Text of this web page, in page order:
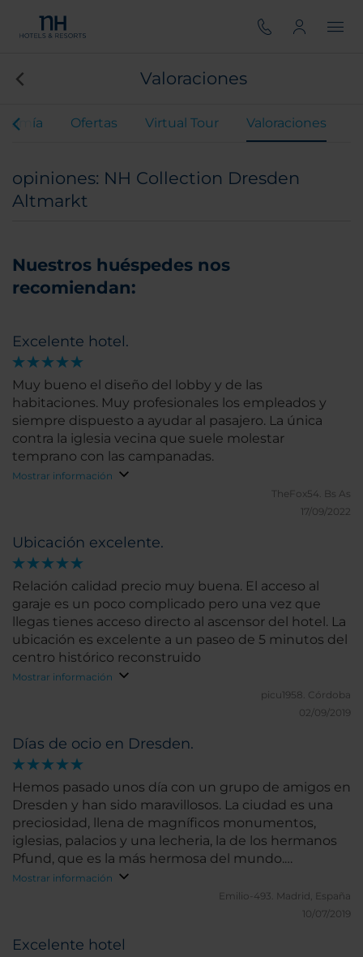
Valoraciones
Ofertas Virtual Tour Valoraciones
opiniones: NH Collection Dresden
Altmarkt
Nuestros huéspedes nos
recomiendan:
Excelente hotel.
Muy bueno el diseño del lobby y de las
habitaciones. Muy profesionales los empleados y
siempre dispuesto a ayudar al pasajero. La única
contra la iglesia vecina que suele molestar
temprano con las campanadas.
Mostrar información
TheFox54. Bs As
17/09/2022
Ubicación excelente.
Relación calidad precio muy buena. El acceso al
garaje es un poco complicado pero una vez que
llegas tienes acceso directo al ascensor del hotel. La
ubicación es excelente a un paseo de 5 minutos del
centro histórico reconstruido
Mostrar información
picu1958. Córdoba
02/09/2019
Días de ocio en Dresden.
Hemos pasado unos día con un grupo de amigos en
Dresden y han sido maravillosos. La ciudad es una
preciosidad, llena de magníficos monumentos,
iglesias, palacios y una lecheria, la de los hermanos
Pfund, que es la más hermosa del mundo.
Estuvimos en el hotel NH Collection Dresden
Altmarkt y es una maravilla, en el centro de la
ciudad y con unas instalaciones y amabilidad del
Mostrar información
Emilio-493. Madrid, España
10/07/2019
Excelente hotel